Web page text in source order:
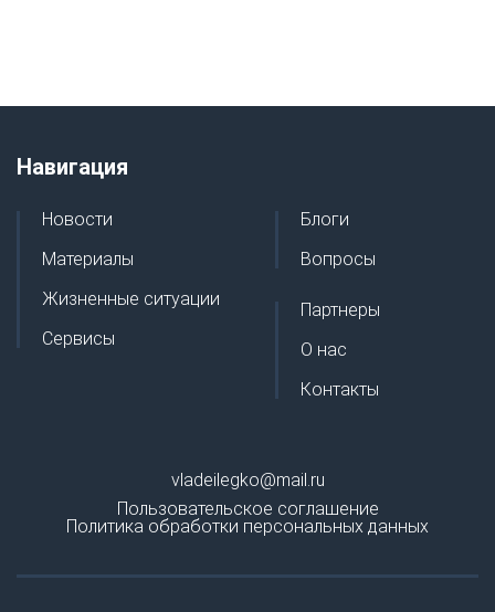
Навигация
Новости
Материалы
Жизненные ситуации
Сервисы
Блоги
Вопросы
Партнеры
О нас
Контакты
vladeilegko@mail.ru
Пользовательское соглашение
Политика обработки персональных данных